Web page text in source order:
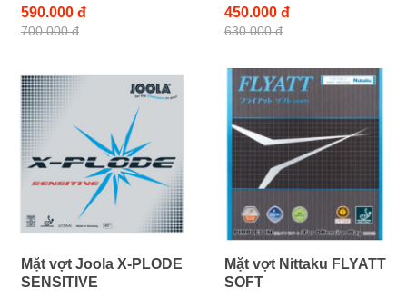
590.000 đ
700.000 đ
450.000 đ
630.000 đ
Mặt vợt Joola X-PLODE
SENSITIVE
Mặt vợt Nittaku FLYATT
SOFT